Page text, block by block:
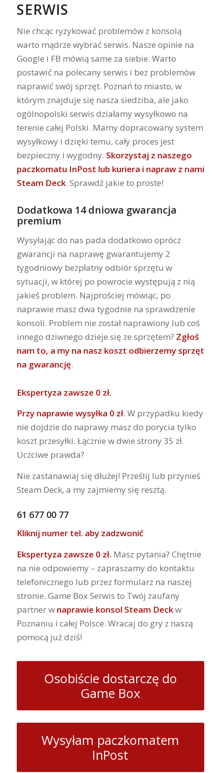
SERWIS
Nie chcąc ryzykować problemów z konsolą
warto mądrze wybrać serwis. Nasze opinie na
Google i FB mówią same za siebie. Warto
postawić na polecany serwis i bez problemów
naprawić swój sprzęt. Poznań to miasto, w
którym znajduje się nasza siedziba, ale jako
ogólnopolski serwis działamy wysyłkowo na
terenie całej Polski. Mamy dopracowany system
wysyłkowy i dzięki temu, cały proces jest
bezpieczny i wygodny. Skorzystaj z naszego
paczkomatu InPost lub kuriera i napraw z nami
Steam Deck. Sprawdź jakie to proste!
Dodatkowa 14 dniowa gwarancja
premium
Wysyłając do nas pada dodatkowo oprócz
gwarancji na naprawę gwarantujemy 2
tygodniowy bezpłatny odbiór sprzętu w
sytuacji, w której po powrocie występują z nią
jakieś problem. Najprościej mówiąc, po
naprawie masz dwa tygodnie na sprawdzenie
konsoli. Problem nie został naprawiony lub coś
innego dziwnego dzieje się ze sprzętem? Zgłoś
nam to, a my na nasz koszt odbierzemy sprzęt
na gwarancję.
Ekspertyza zawsze 0 zł.
Przy naprawie wysyłka 0 zł. W przypadku kiedy
nie dojdzie do naprawy masz do porycia tylko
koszt przesyłki. Łącznie w dwie strony 35 zł.
Uczciwe prawda?
Nie zastanawiaj się dłużej! Prześlij lub przynieś
Steam Deck, a my zajmiemy się resztą.
61 677 00 77
Kliknij numer tel. aby zadzwonić
Ekspertyza zawsze 0 zł. Masz pytania? Chętnie
na nie odpowiemy – zapraszamy do kontaktu
telefonicznego lub przez formularz na naszej
stronie. Game Box Serwis to Twój zaufany
partner w naprawie konsol Steam Deckw
Poznaniu i całej Polsce. Wracaj do gry z naszą
pomocą już dziś!
Osobiście dostarczę do
Game Box
Wysyłam paczkomatem
InPost